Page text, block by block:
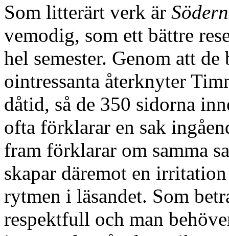
Som litterärt verk är
vemodig, som ett bättre
hel semester. Genom att
ointressanta återknyter
dåtid, så de 350 sidorna
ofta förklarar en sak
fram förklarar om samma
skapar däremot en
rytmen i läsandet. Som
respektfull och man